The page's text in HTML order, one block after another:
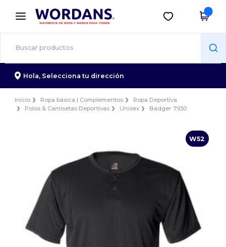
× App de Wordans
¡Mejores precios en app!
Descargar app
Hola, Selecciona tu dirección
Inicio Ropa básica | Complementos
Ropa Deportiva
Polos & Camisetas Deportivas
Unisex Badger 7930
W52